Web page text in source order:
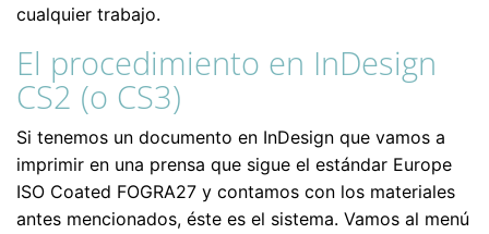
cualquier trabajo.
El procedimiento en InDesign
CS2 (o CS3)
Si tenemos un documento en InDesign que vamos a
imprimir en una prensa que sigue el estándar Europe
ISO Coated FOGRA27 y contamos con los materiales
antes mencionados, éste es el sistema. Vamos al menú